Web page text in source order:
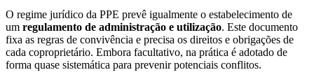
O regime jurídico da PPE prevê igualmente o estabelecimento de
um regulamento de administração e utilização. Este documento
fixa as regras de convivência e precisa os direitos e obrigações de
cada coproprietário. Embora facultativo, na prática é adotado de
forma quase sistemática para prevenir potenciais conflitos.